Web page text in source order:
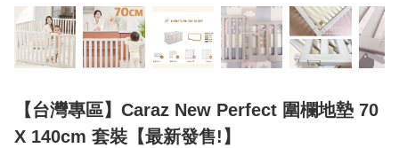
【台灣專區】Caraz New Perfect 圍欄地墊 70
X 140cm 套裝【最新發售!】